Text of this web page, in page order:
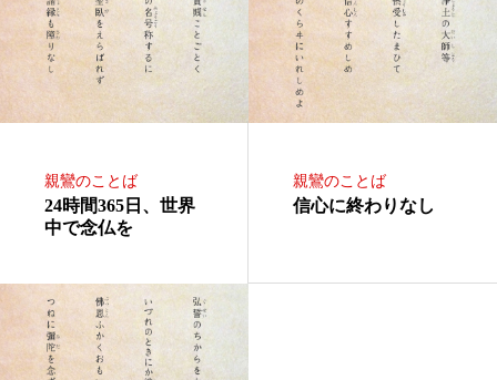
親鸞のことば
24時間365日、世界
中で念仏を
親鸞のことば
信心に終わりなし